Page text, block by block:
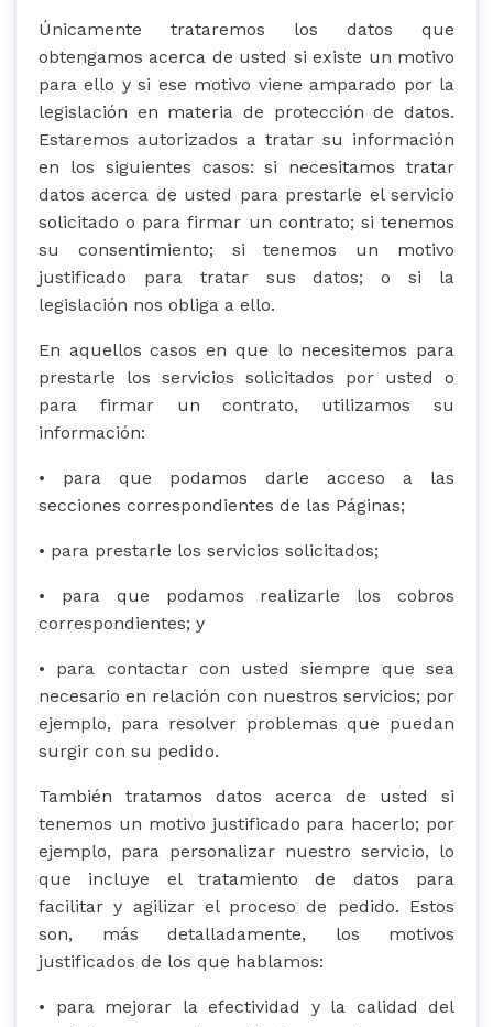
Únicamente trataremos los datos que
obtengamos acerca de usted si existe un motivo
para ello y si ese motivo viene amparado por la
legislación en materia de protección de datos.
Estaremos autorizados a tratar su información
en los siguientes casos: si necesitamos tratar
datos acerca de usted para prestarle el servicio
solicitado o para firmar un contrato; si tenemos
su consentimiento; si tenemos un motivo
justificado para tratar sus datos; o si la
legislación nos obliga a ello.
En aquellos casos en que lo necesitemos para
prestarle los servicios solicitados por usted o
para firmar un contrato, utilizamos su
información:
• para que podamos darle acceso a las
secciones correspondientes de las Páginas;
• para prestarle los servicios solicitados;
• para que podamos realizarle los cobros
correspondientes; y
• para contactar con usted siempre que sea
necesario en relación con nuestros servicios; por
ejemplo, para resolver problemas que puedan
surgir con su pedido.
También tratamos datos acerca de usted si
tenemos un motivo justificado para hacerlo; por
ejemplo, para personalizar nuestro servicio, lo
que incluye el tratamiento de datos para
facilitar y agilizar el proceso de pedido. Estos
son, más detalladamente, los motivos
justificados de los que hablamos:
• para mejorar la efectividad y la calidad del